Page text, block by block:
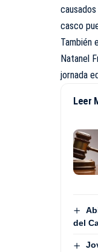
casco
También
Natanel
jornada
Leer
del